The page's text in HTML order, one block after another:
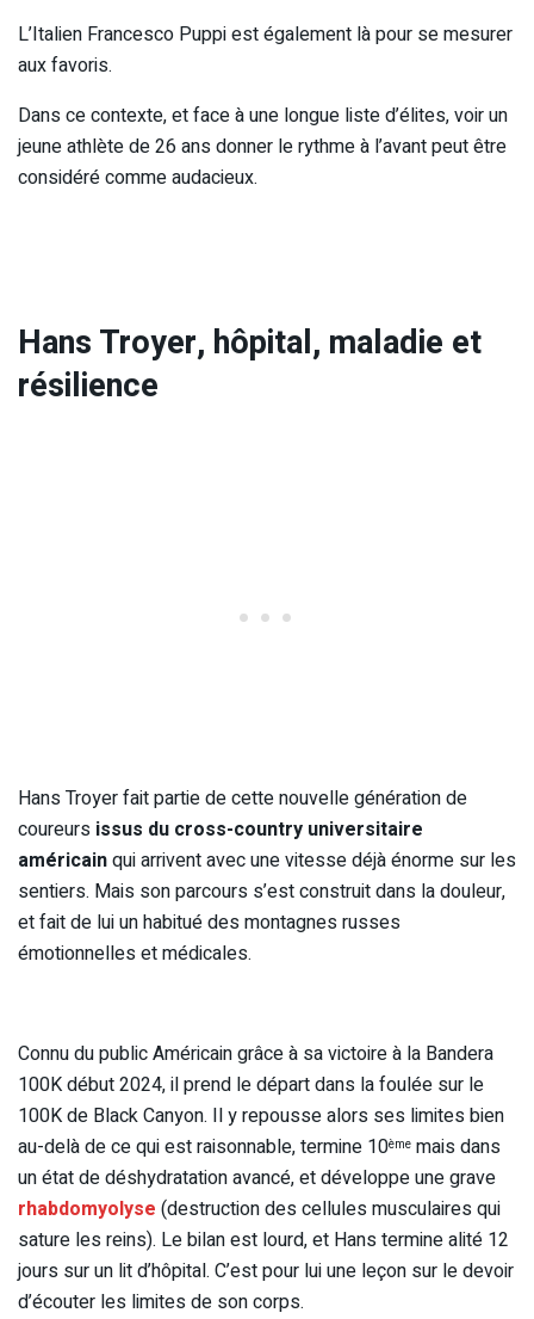
L’Italien Francesco Puppi est également là pour se mesurer
aux favoris.
Dans ce contexte, et face à une longue liste d’élites, voir un
jeune athlète de 26 ans donner le rythme à l’avant peut être
considéré comme audacieux.
Hans Troyer, hôpital, maladie et
résilience
Hans Troyer fait partie de cette nouvelle génération de
coureurs issus du cross-country universitaire
américainqui arrivent avec une vitesse déjà énorme sur les
sentiers. Mais son parcours s’est construit dans la douleur,
et fait de lui un habitué des montagnes russes
émotionnelles et médicales.
Connu du public Américain grâce à sa victoire à la Bandera
100K début 2024, il prend le départ dans la foulée sur le
100K de Black Canyon. Il y repousse alors ses limites bien
au-delà de ce qui est raisonnable, termine 10ème mais dans
un état de déshydratation avancé, et développe une grave
rhabdomyolyse (destruction des cellules musculaires qui
sature les reins). Le bilan est lourd, et Hans termine alité 12
jours sur un lit d’hôpital. C’est pour lui une leçon sur le devoir
d’écouter les limites de son corps.